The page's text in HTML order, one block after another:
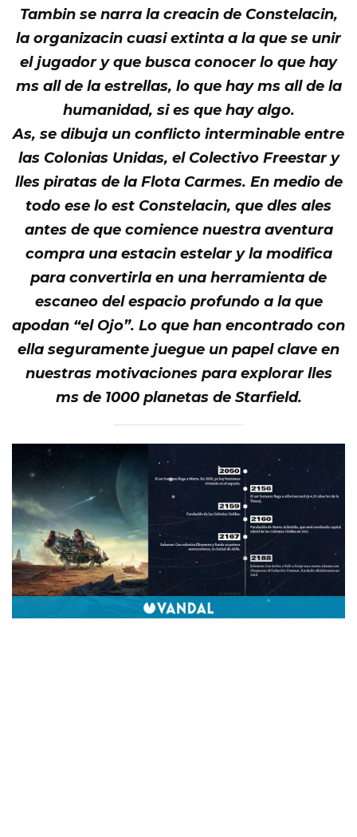
Tambin se narra la creacin de Constelacin,
la organizacin cuasi extinta a la que se unir
el jugador y que busca conocer lo que hay
ms all de la estrellas, lo que hay ms all de la
humanidad, si es que hay algo.
As, se dibuja un conflicto interminable entre
las Colonias Unidas, el Colectivo Freestar y
lles piratas de la Flota Carmes. En medio de
todo ese lo est Constelacin, que dles ales
antes de que comience nuestra aventura
compra una estacin estelar y la modifica
para convertirla en una herramienta de
escaneo del espacio profundo a la que
apodan “el Ojo”. Lo que han encontrado con
ella seguramente juegue un papel clave en
nuestras motivaciones para explorar lles
ms de 1000 planetas de Starfield.